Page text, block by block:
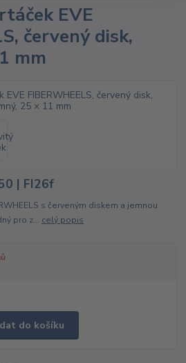
EVE
červený disk,
mm
| FI26f
s červeným diskem a jemnou
pro z... celý popis
do košíku